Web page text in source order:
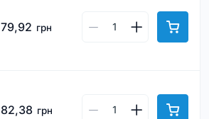
79,92 грн
82,38 грн